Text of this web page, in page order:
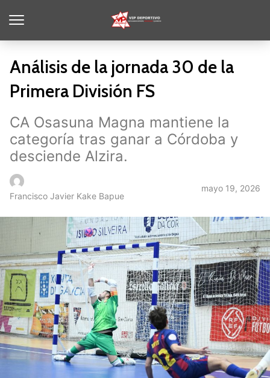
Análisis de la jornada 30 de la
Primera División FS
CA Osasuna Magna mantiene la
categoría tras ganar a Córdoba y
desciende Alzira.
Francisco Javier Kake Bapue
mayo 19, 2026